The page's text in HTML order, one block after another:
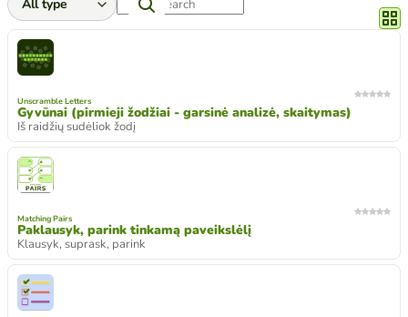
Unscramble Letters
Gyvūnai (pirmieji žodžiai - garsinė analizė, skaitymas)
Iš raidžių sudėliok žodį
Matching Pairs
Paklausyk, parink tinkamą paveikslėlį
Klausyk, suprask, parink